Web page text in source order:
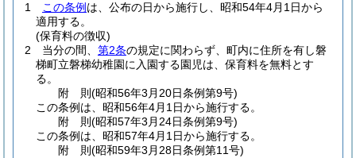
1
この条例 は、公布の日から施行し、昭和54年4月1日から
適用する。
(保育料の徴収)
2
当分の間、 第2条の規定に関わらず、町内に住所を有し磐
梯町立磐梯幼稚園に入園する園児は、保育料を無料とす
る。
附 則(昭和56年3月20日条例第9号)
この条例は、昭和56年4月1日から施行する。
附 則(昭和57年3月24日条例第9号)
この条例は、昭和57年4月1日から施行する。
附 則(昭和59年3月28日条例第11号)